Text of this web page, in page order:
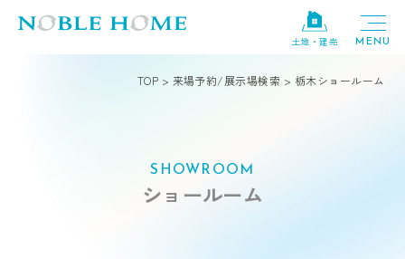
土地・建売
TOP > 来場予約/展示場検索 > 栃木ショールーム
SHOWROOM
ショールーム